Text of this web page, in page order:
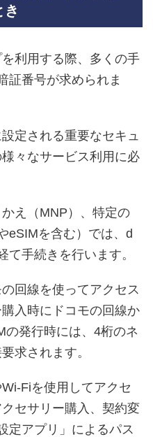
き
利用する際、多くの手
証番号が求められま
定される重要なセキュ
々なサービス利用に必
え（MNP）、特定の
eSIMを含む）では、d
て手続きを行います。
回線を使ってアクセス
入時にドコモの回線か
の発行時には、4桁のネ
求されます。
Fiを使用してアクセ
セサリー購入、契約変
定アプリ」によるパス